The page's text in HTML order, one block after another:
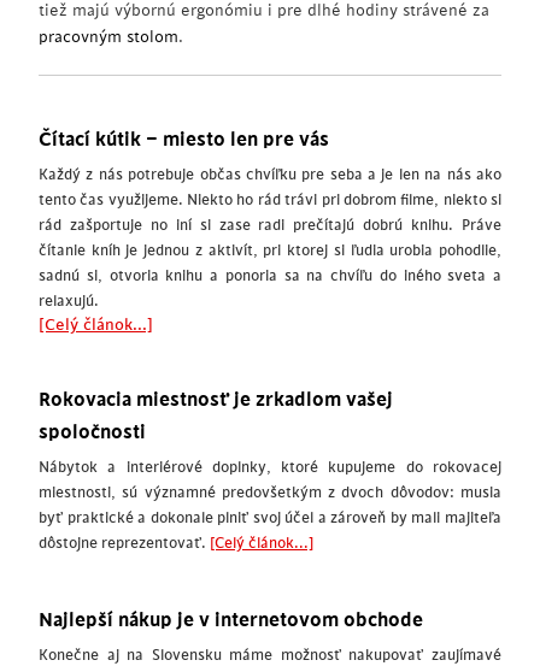
tiež majú výbornú ergonómiu i pre dlhé hodiny strávené za
pracovným stolom.
Čítací kútik – miesto len pre vás
Každý z nás potrebuje občas chvíľku pre seba a je len na nás ako
tento čas využijeme. Niekto ho rád trávi pri dobrom filme, niekto si
rád zašportuje no iní si zase radi prečítajú dobrú knihu. Práve
čítanie kníh je jednou z aktivít, pri ktorej si ľudia urobia pohodlie,
sadnú si, otvoria knihu a ponoria sa na chvíľu do iného sveta a
relaxujú.
[Celý článok...]
Rokovacia miestnosť je zrkadlom vašej
spoločnosti
Nábytok a interiérové doplnky, ktoré kupujeme do rokovacej
miestnosti, sú významné predovšetkým z dvoch dôvodov: musia
byť praktické a dokonale plniť svoj účel a zároveň by mali majiteľa
dôstojne reprezentovať. [Celý článok...]
Najlepší nákup je v internetovom obchode
Konečne aj na Slovensku máme možnosť nakupovať zaujímavé